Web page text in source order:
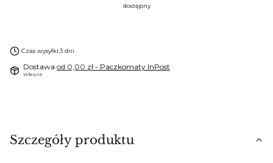
dostępny
Czas wysyłki:3 dni
Dostawa od 0,00 zł - Paczkomaty InPost
Własne
Szczegóły produktu